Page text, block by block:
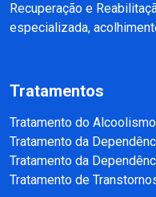
Recuperação e
especializada,
Tratamentos
Tratamento do
Tratamento da
Tratamento da
Tratamento de